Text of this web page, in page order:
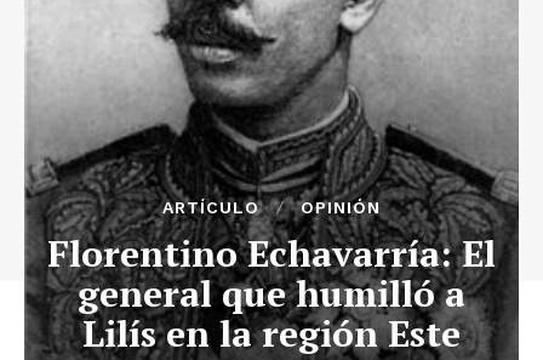
ARTÍCULO OPINIÓN
Florentino Echavarría: El
general que humilló a
Lilís en la región Este